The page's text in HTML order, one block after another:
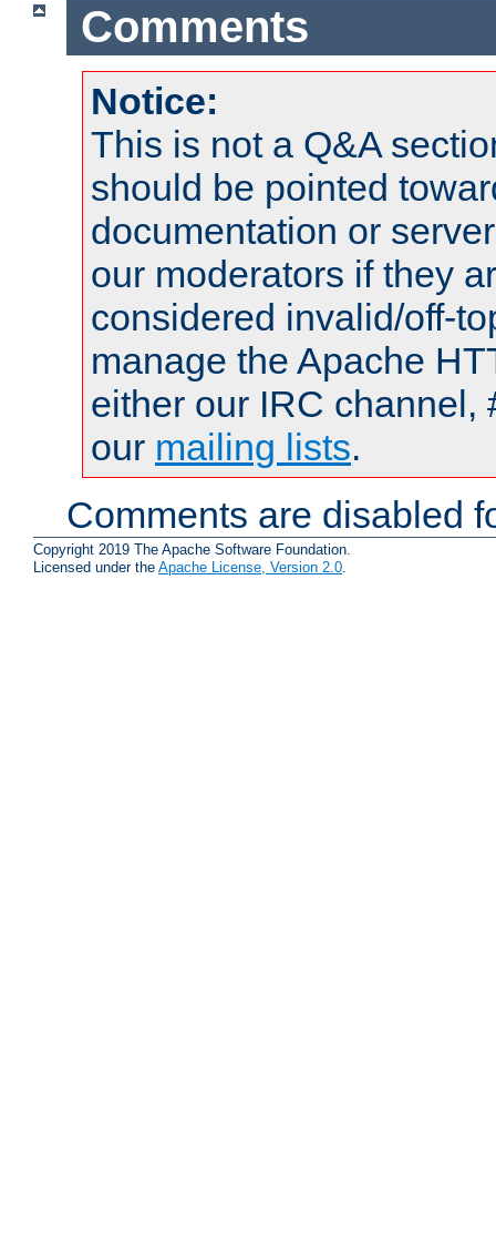
Comments
Notice:
This is not a Q&A
should be pointed
documentation or
our moderators if they
considered invalid/off-
manage the Apache
either our IRC channel,
our mailing lists.
Comments are disabled
Copyright 2019 The Apache Software Foundation.
Licensed under the Apache License, Version 2.0